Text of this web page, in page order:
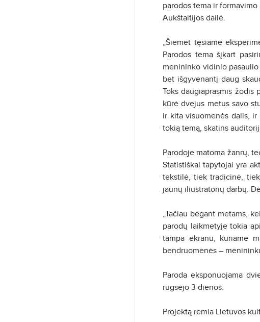
parodos tema ir
Aukštaitijos dailė.
„Šiemet tęsiame
Parodos tema šįkart
menininko vidinio
bet išgyvenantį daug
Toks daugiaprasmis žodis
kūrė dvejus metus savo
ir kita visuomenės dalis,
tokią temą, skatins
Parodoje matoma žanrų,
Statistiškai tapytojai yra
tekstilė, tiek tradicinė,
jaunų iliustratorių darbų.
„Tačiau bėgant metams,
parodų laikmetyje tokia
tampa ekranu, kuriame
bendruomenės –
Paroda eksponuojama
rugsėjo 3 dienos.
Projektą remia Lietuvos